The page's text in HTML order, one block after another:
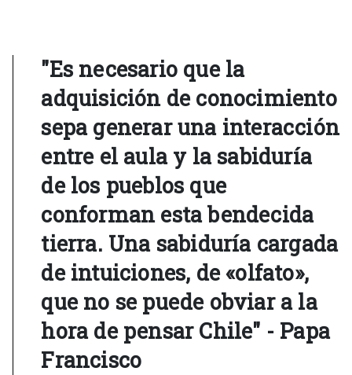
"Es necesario que la
adquisición de conocimiento
sepa generar una interacción
entre el aula y la sabiduría
de los pueblos que
conforman esta bendecida
tierra. Una sabiduría cargada
de intuiciones, de «olfato»,
que no se puede obviar a la
hora de pensar Chile" - Papa
Francisco